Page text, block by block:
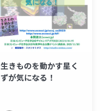
生きものを動かす星く
ずが気になる！